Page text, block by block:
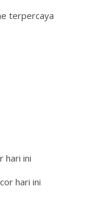
terpercaya
hari ini
hari ini